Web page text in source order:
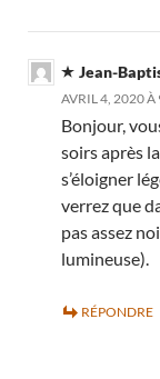
Jean-
AVRIL 4, 2020 À
Bonjour,
soirs après
s’éloigner
verrez que
pas assez
lumineuse).
RÉPONDRE